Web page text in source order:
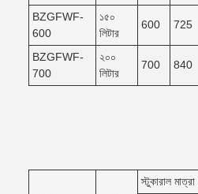
BZGFWF-
600
১৫০
লিটার
600 725
BZGFWF-
700
২০০
লিটার
700 840
স্টুকারাল